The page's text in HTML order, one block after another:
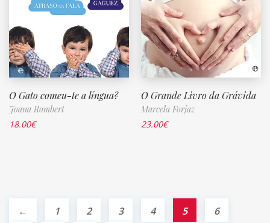
O Gato comeu-te a língua?
Joana Rombert
18.00€
O Grande Livro da Grávida
Marcela Forjaz
23.00€
← 1 2 3 4 5
6